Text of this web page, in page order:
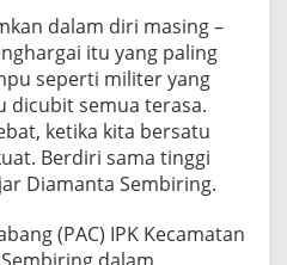
dalam diri masing –
itu yang paling
seperti militer yang
dicubit semua terasa.
ketika kita bersatu
Berdiri sama tinggi
Diamanta Sembiring.
(PAC) IPK Kecamatan